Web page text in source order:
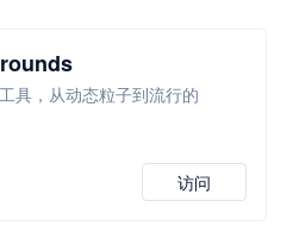
具，从动态粒子到流行的
访问